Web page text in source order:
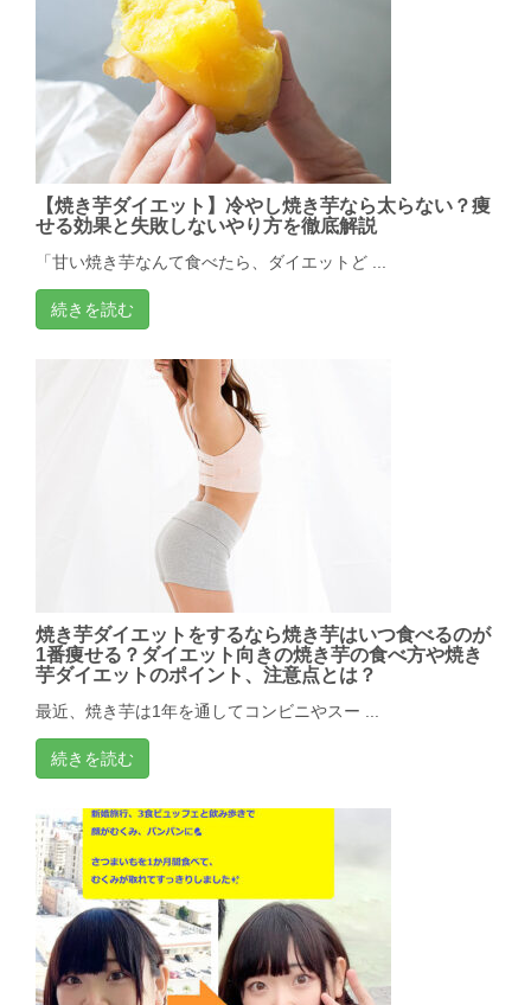
【焼き芋ダイエット】冷やし焼き芋なら太らない？痩
せる効果と失敗しないやり方を徹底解説
「甘い焼き芋なんて食べたら、ダイエットど ...
続きを読む
焼き芋ダイエットをするなら焼き芋はいつ食べるのが
1番痩せる？ダイエット向きの焼き芋の食べ方や焼き
芋ダイエットのポイント、注意点とは？
最近、焼き芋は1年を通してコンビニやスー ...
続きを読む